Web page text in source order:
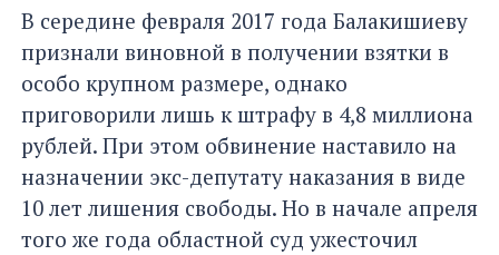
В середине февраля 2017 года Балакишиеву
признали виновной в получении взятки в
особо крупном размере, однако
приговорили лишь к штрафу в 4,8 миллиона
рублей. При этом обвинение наставило на
назначении экс-депутату наказания в виде
10 лет лишения свободы. Но в начале апреля
того же года областной суд ужесточил